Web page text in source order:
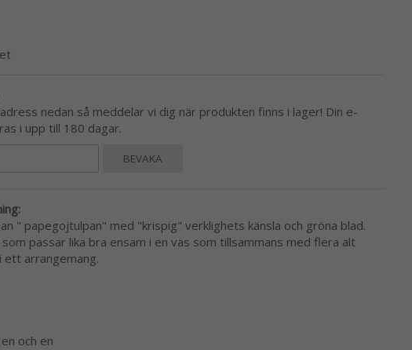
nedan så meddelar vi dig när produkten finns i lager! Din e-
i upp till 180 dagar.
BEVAKA
" papegojtulpan" med "krispig" verklighets känsla och gröna blad.
passar lika bra ensam i en vas som tillsammans med flera alt
ett arrangemang.
och en